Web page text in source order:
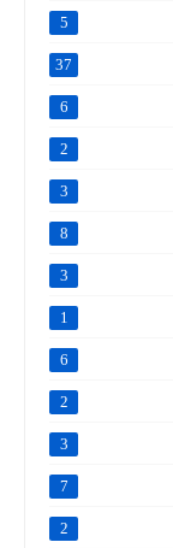
5
37
6
2
3
8
3
1
6
2
3
7
2